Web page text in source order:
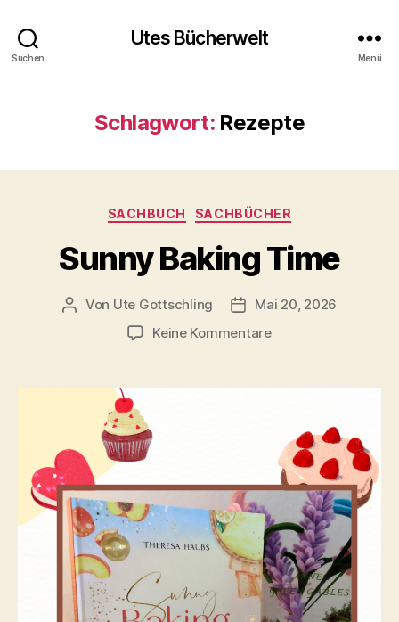
Suchen
Utes Bücherwelt
Menü
Schlagwort: Rezepte
Kategorien
SACHBUCH SACHBÜCHER
Sunny Baking Time
Beitragsautor
Von Ute Gottschling Veröffentlichungsdatum
Mai 20, 2026
Keine Kommentarezu
Time